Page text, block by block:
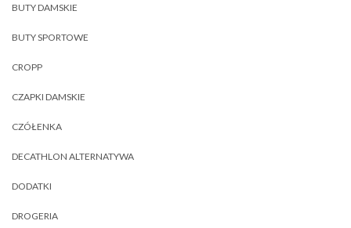
BUTY DAMSKIE
BUTY SPORTOWE
CROPP
CZAPKI DAMSKIE
CZÓŁENKA
DECATHLON ALTERNATYWA
DODATKI
DROGERIA